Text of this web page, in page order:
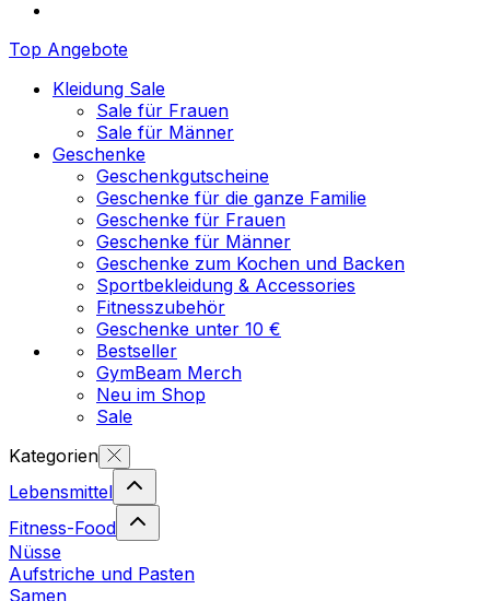
Top Angebote
Kleidung Sale
Sale für Frauen
Sale für Männer
Geschenke
Geschenkgutscheine
Geschenke für die ganze Familie
Geschenke für Frauen
Geschenke für Männer
Geschenke zum Kochen und Backen
Sportbekleidung & Accessories
Fitnesszubehör
Geschenke unter 10 €
Bestseller
GymBeam Merch
Neu im Shop
Sale
Kategorien
Lebensmittel
Fitness-Food
Nüsse
Aufstriche und Pasten
Samen